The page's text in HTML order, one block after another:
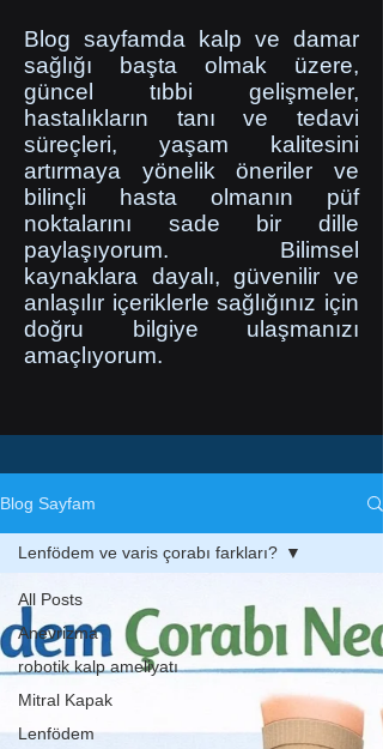
Blog sayfamda kalp ve damar
sağlığı başta olmak üzere,
güncel tıbbi gelişmeler,
hastalıkların tanı ve tedavi
süreçleri, yaşam kalitesini
artırmaya yönelik öneriler ve
bilinçli hasta olmanın püf
noktalarını sade bir dille
paylaşıyorum. Bilimsel
kaynaklara dayalı, güvenilir ve
anlaşılır içeriklerle sağlığınız için
doğru bilgiye ulaşmanızı
amaçlıyorum.
Blog Sayfam
All Posts
Anevrizma
robotik kalp ameliyatı
Mitral Kapak
Lenfödem
Lenfödem ve varis çorabı farkları?